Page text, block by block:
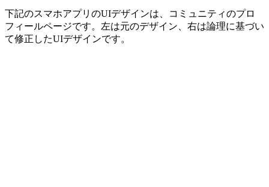
下記のスマホアプリのUIデザインは、コミュニティのプロ
フィールページです。左は元のデザイン、右は論理に基づい
て修正したUIデザインです。